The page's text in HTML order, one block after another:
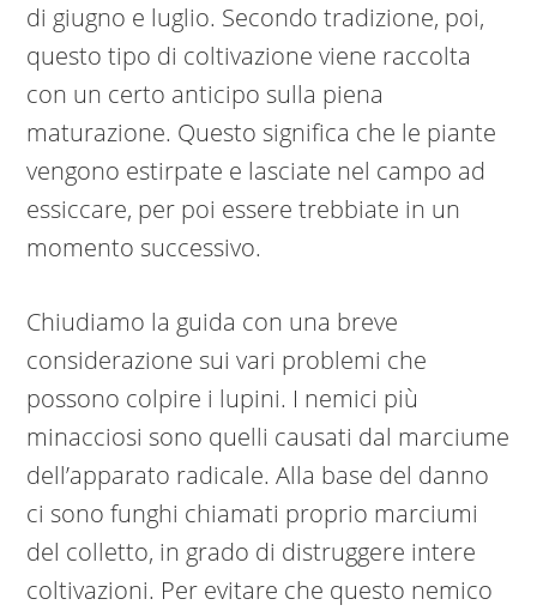
di giugno e luglio. Secondo tradizione, poi,
questo tipo di coltivazione viene raccolta
con un certo anticipo sulla piena
maturazione. Questo significa che le piante
vengono estirpate e lasciate nel campo ad
essiccare, per poi essere trebbiate in un
momento successivo.
Chiudiamo la guida con una breve
considerazione sui vari problemi che
possono colpire i lupini. I nemici più
minacciosi sono quelli causati dal marciume
dell’apparato radicale. Alla base del danno
ci sono funghi chiamati proprio marciumi
del colletto, in grado di distruggere intere
coltivazioni. Per evitare che questo nemico